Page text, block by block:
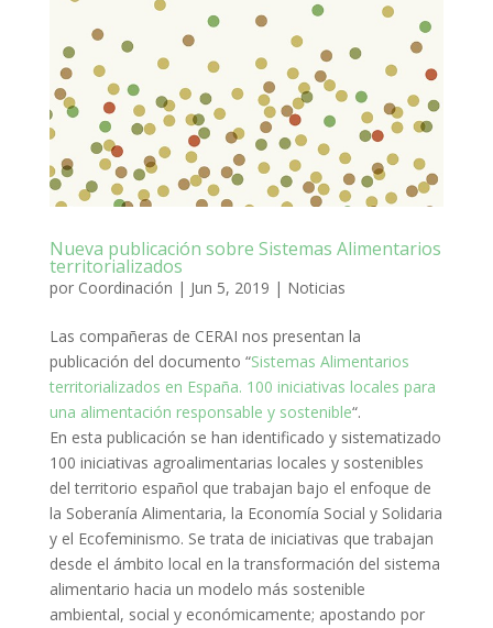
Nueva publicación sobre Sistemas Alimentarios
territorializados
por Coordinación | Jun 5, 2019 | Noticias
Las compañeras de CERAI nos presentan la
publicación del documento “Sistemas Alimentarios
territorializados en España. 100 iniciativas locales para
una alimentación responsable y sostenible“.
En esta publicación se han identificado y sistematizado
100 iniciativas agroalimentarias locales y sostenibles
del territorio español que trabajan bajo el enfoque de
la Soberanía Alimentaria, la Economía Social y Solidaria
y el Ecofeminismo. Se trata de iniciativas que trabajan
desde el ámbito local en la transformación del sistema
alimentario hacia un modelo más sostenible
ambiental, social y económicamente; apostando por